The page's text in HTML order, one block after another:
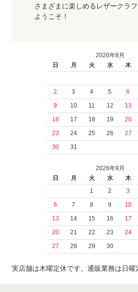
さまざまに楽しめるレザークラフ
ようこそ！
2026年8月
日
月 火 水 木
2
3 4 5 6
9
10 11 12 13
16
17 18 19 20
23
24 25 26 27
30
31
2026年9月
日
月 火 水 木
1
2 3
6
7 8 9 10
13
14 15 16 17
20
21 22 23 24
27
28 29 30
実店舗は木曜定休です。通販業務は日曜